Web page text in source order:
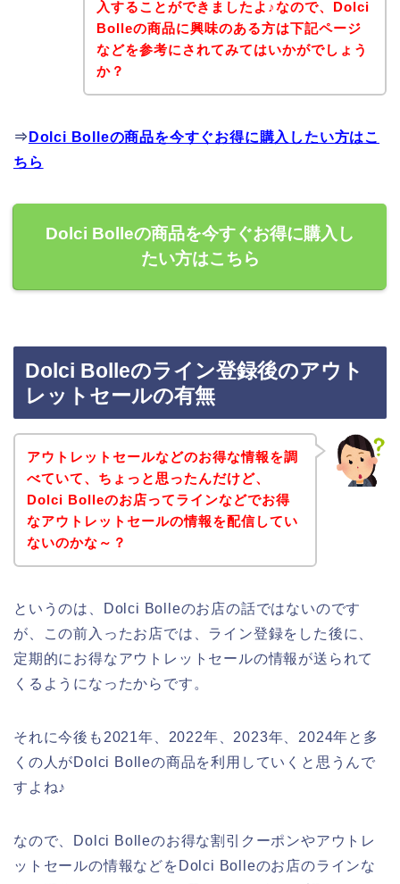
入することができましたよ♪なので、Dolci
Bolleの商品に興味のある方は下記ページ
などを参考にされてみてはいかがでしょう
か？
⇒ Dolci Bolleの商品を今すぐお得に購入したい方はこ
ちら
Dolci Bolleの商品を今すぐお得に購入し
たい方はこちら
Dolci Bolleのライン登録後のアウト
レットセールの有無
アウトレットセールなどのお得な情報を調
べていて、ちょっと思ったんだけど、
Dolci Bolleのお店ってラインなどでお得
なアウトレットセールの情報を配信してい
ないのかな～？
というのは、Dolci Bolleのお店の話ではないのです
が、この前入ったお店では、ライン登録をした後に、
定期的にお得なアウトレットセールの情報が送られて
くるようになったからです。
それに今後も2021年、2022年、2023年、2024年と多
くの人がDolci Bolleの商品を利用していくと思うんで
すよね♪
なので、Dolci Bolleのお得な割引クーポンやアウトレ
ットセールの情報などをDolci Bolleのお店のラインな